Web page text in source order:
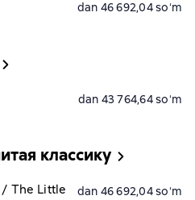
dan 46 692,04 soʻm
dan 43 764,64 soʻm
классику
The Little
dan 46 692,04 soʻm